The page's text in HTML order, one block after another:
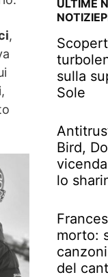
,
ULTIME
sulla
Sole
Bird,
lo
morto:
del